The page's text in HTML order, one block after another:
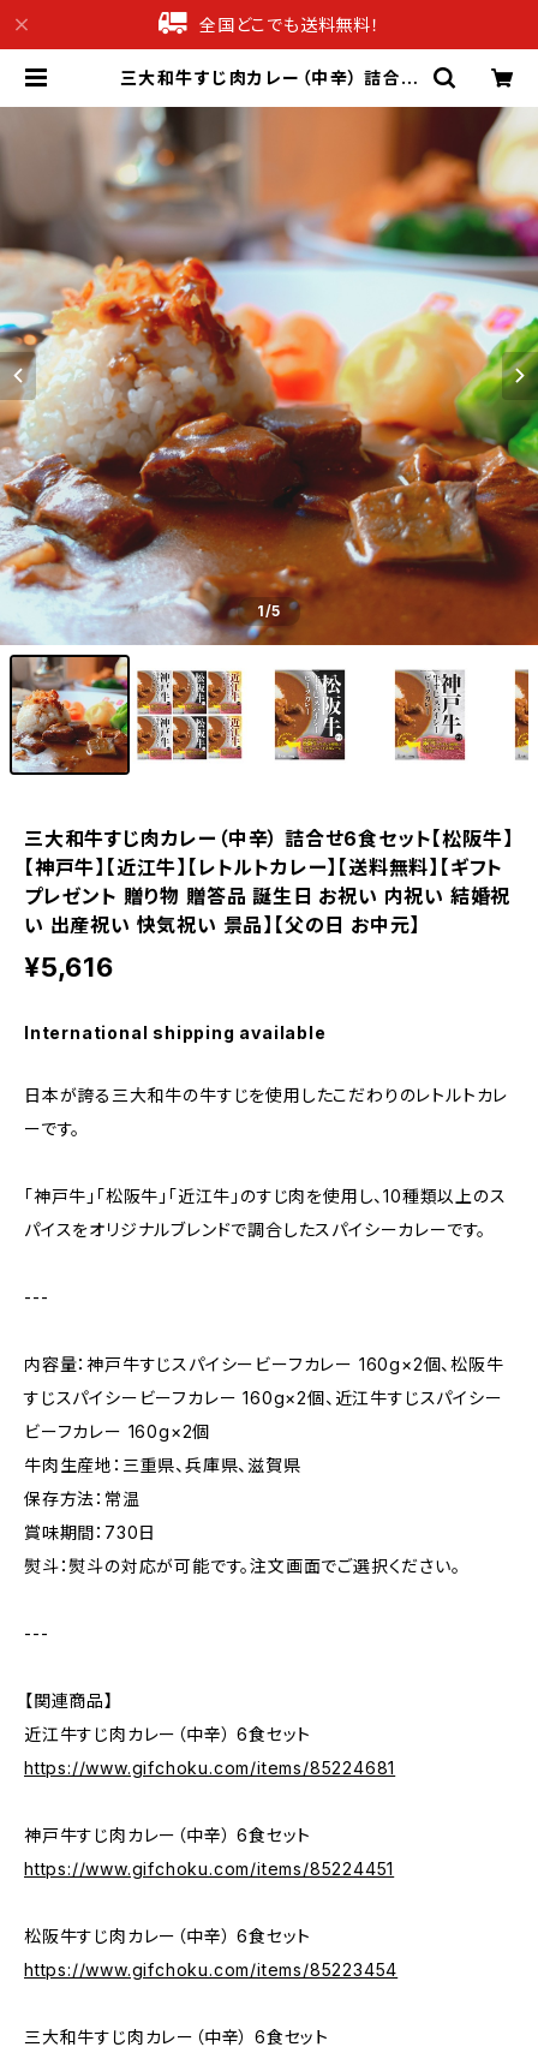
全国どこでも送料無料！
三大和牛すじ肉カレー（中辛） 詰合せ
牛】【レトルトカレー】【送料無料】【ギ
フト プレゼント 贈り物 贈答品 誕生日
お祝い 内祝い 結婚祝い 出産祝い 快
気祝い 景品】【父の日 お中元】 | 産直
グルメギフト専門店ギフチョク
1/5
三大和牛すじ肉カレー（中辛） 詰合せ6食セット【松阪牛】
【神戸牛】【近江牛】【レトルトカレー】【送料無料】【ギフト
プレゼント 贈り物 贈答品 誕生日 お祝い 内祝い 結婚祝
い 出産祝い 快気祝い 景品】【父の日 お中元】
¥5,616
International shipping available
日本が誇る三大和牛の牛すじを使用したこだわりのレトルトカレ
ーです。
「神戸牛」「松阪牛」「近江牛」のすじ肉を使用し、10種類以上のス
パイスをオリジナルブレンドで調合したスパイシーカレーです。
---
内容量：神戸牛すじスパイシービーフカレー 160g×2個、松阪牛
すじスパイシービーフカレー 160g×2個、近江牛すじスパイシー
ビーフカレー 160g×2個
牛肉生産地：三重県、兵庫県、滋賀県
保存方法：常温
賞味期間：730日
熨斗：熨斗の対応が可能です。注文画面でご選択ください。
---
【関連商品】
近江牛すじ肉カレー（中辛） 6食セット
https://www.gifchoku.com/items/85224681
神戸牛すじ肉カレー（中辛） 6食セット
https://www.gifchoku.com/items/85224451
松阪牛すじ肉カレー（中辛） 6食セット
https://www.gifchoku.com/items/85223454
三大和牛すじ肉カレー（中辛） 6食セット